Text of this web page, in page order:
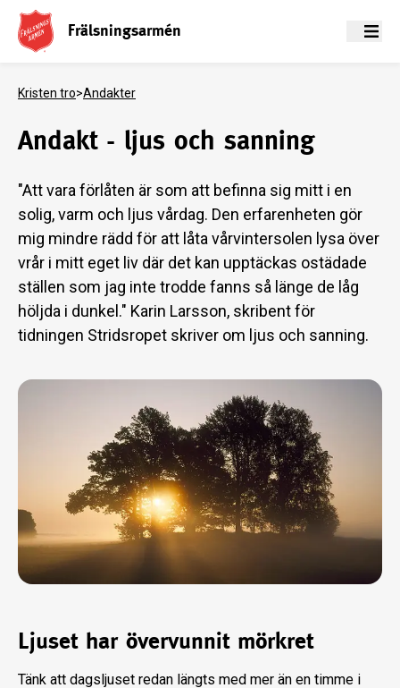
Frälsningsarmén Meny
Kristen tro>Andakter
Andakt - ljus och sanning
"Att vara förlåten är som att befinna sig mitt i en
solig, varm och ljus vårdag. Den erfarenheten gör
mig mindre rädd för att låta vårvintersolen lysa över
vrår i mitt eget liv där det kan upptäckas ostädade
ställen som jag inte trodde fanns så länge de låg
höljda i dunkel." Karin Larsson, skribent för
tidningen Stridsropet skriver om ljus och sanning.
Ljuset har övervunnit mörkret
Tänk att dagsljuset redan längts med mer än en timme i